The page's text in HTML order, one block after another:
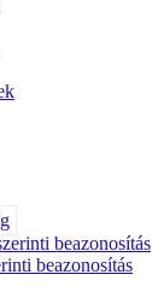
beazonosítás
beazonosítás